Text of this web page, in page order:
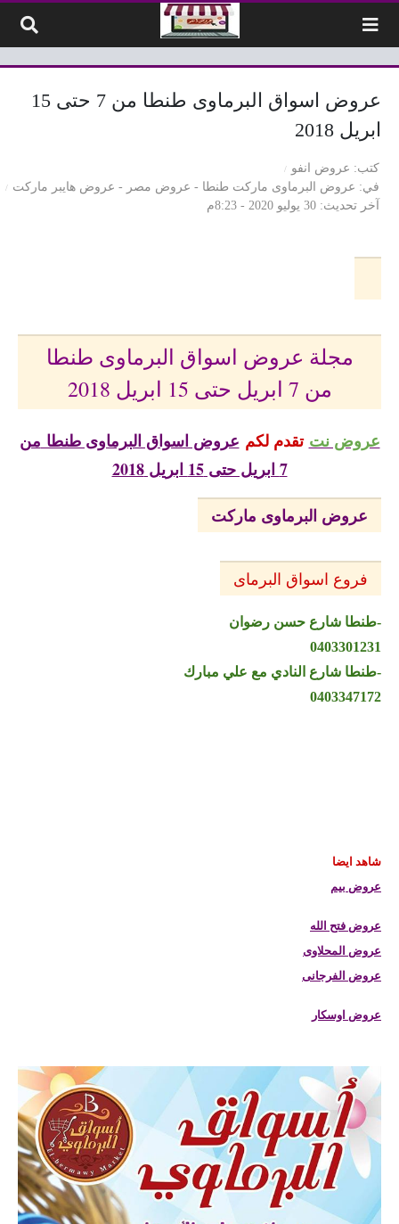
عروض اسواق البرماوى طنطا من 7 حتى 15
ابريل 2018
كتب
عروض انفو
في
عروض البرماوى ماركت طنطا - عروض مصر - عروض هايبر ماركت
آخر تحديث 30 يوليو 2020 - 8:23م
مجلة عروض اسواق البرماوى طنطا
من 7 ابريل حتى 15 ابريل 2018
عروض نت تقدم لكم عروض اسواق البرماوى طنطا من
7 ابريل حتى 15 ابريل 2018
عروض البرماوى ماركت
فروع اسواق البرماى
-طنطا شارع حسن رضوان
0403301231
-طنطا شارع النادي مع علي مبارك
0403347172
شاهد ايضا
عروض بيم
عروض فتح الله
عروض المحلاوى
عروض الفرجانى
عروض اوسكار